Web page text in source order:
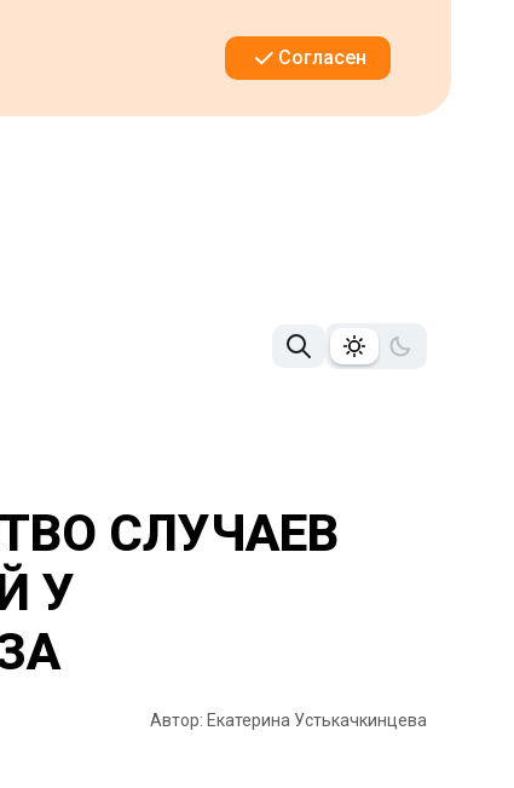
Согласен
СЛУЧАЕВ
У
Автор: Екатерина Устькачкинцева